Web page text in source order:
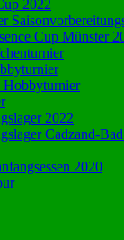
2022
Cup Münster
2022
Cadzand-
2020